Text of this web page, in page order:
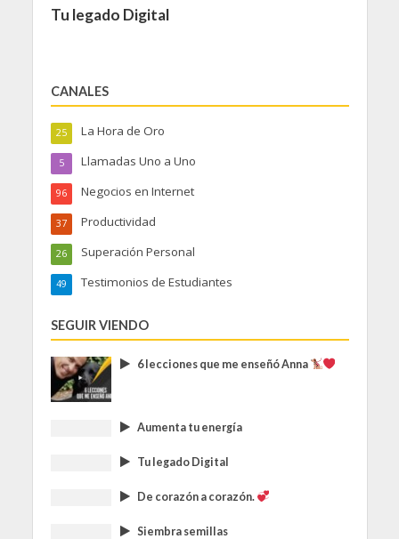
Tu legado Digital
CANALES
La Hora de Oro
25
Llamadas Uno a Uno
5
Negocios en Internet
96
Productividad
37
Superación Personal
26
Testimonios de Estudiantes
49
SEGUIR VIENDO
6 lecciones que me enseñó Anna
Aumenta tu energía
Tu legado Digital
De corazón a corazón.
Siembra semillas